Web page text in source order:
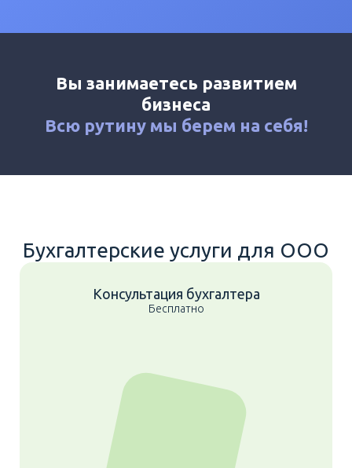
Контакты
Москва +7 (495) 161-03-01
Мытищи +7 (800) 333-23-72
Вы занимаетесь развитием
бизнеса
Всю рутину мы берем на себя!
Бухгалтерские услуги для ООО
Консультация бухгалтера
Бесплатно